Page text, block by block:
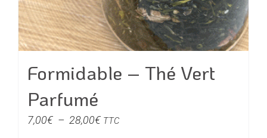
produit
Formidable – Thé Vert
Parfumé
7,00€ – 28,00€Plage
TTC